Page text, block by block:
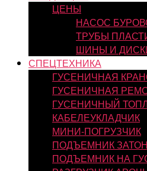
ЦЕНЫ
НАСОС
ТРУБЫ
ШИНЫ И
СПЕЦТЕХНИКА
ГУСЕНИЧНАЯ
ГУСЕНИЧНАЯ
ГУСЕНИЧНЫЙ
КАБЕЛЕУКЛАДЧИК
МИНИ-ПОГРУЗЧИК
ПОДЪЕМНИК
ПОДЪЕМНИК НА